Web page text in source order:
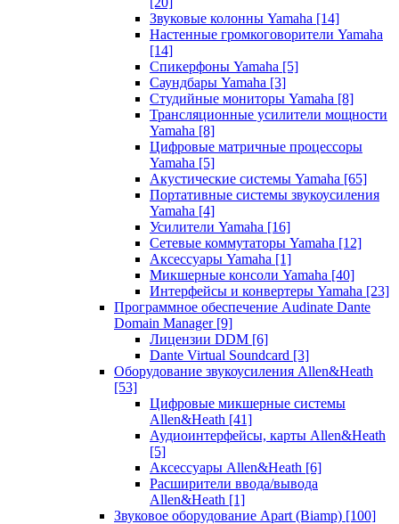
Звуковые колонны Yamaha [14]
Настенные громкоговорители Yamaha
[14]
Спикерфоны Yamaha [5]
Саундбары Yamaha [3]
Студийные мониторы Yamaha [8]
Трансляционные усилители мощности
Yamaha [8]
Цифровые матричные процессоры
Yamaha [5]
Акустические системы Yamaha [65]
Портативные системы звукоусиления
Yamaha [4]
Усилители Yamaha [16]
Сетевые коммутаторы Yamaha [12]
Аксессуары Yamaha [1]
Микшерные консоли Yamaha [40]
Интерфейсы и конвертеры Yamaha [23]
Программное обеспечение Audinate Dante
Domain Manager [9]
Лицензии DDM [6]
Dante Virtual Soundcard [3]
Оборудование звукоусиления Allen&Heath
[53]
Цифровые микшерные системы
Allen&Heath [41]
Аудиоинтерфейсы, карты Allen&Heath
[5]
Аксессуары Allen&Heath [6]
Расширители ввода/вывода
Allen&Heath [1]
Звуковое оборудование Apart (Biamp) [100]